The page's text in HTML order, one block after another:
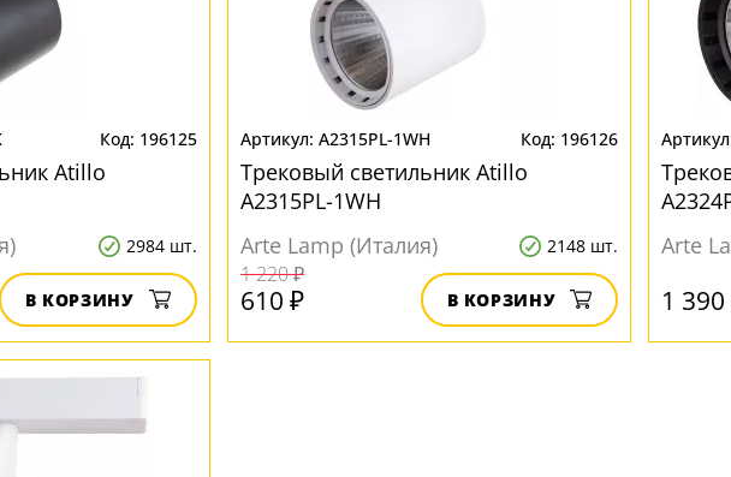
196125
Atillo
2984 шт.
В КОРЗИНУ
A2315PL-1WH 196126
Трековый светильник Atillo
A2315PL-1WH
Arte Lamp (Италия)
2148 шт.
1 220 ₽
610 ₽ В КОРЗИНУ
Arte
1